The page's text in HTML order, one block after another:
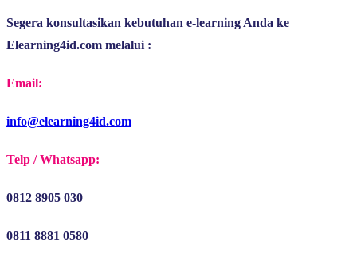
Segera konsultasikan kebutuhan e-learning Anda ke
Elearning4id.com melalui :
Email:
info@elearning4id.com
Telp / Whatsapp:
0812 8905 030
0811 8881 0580